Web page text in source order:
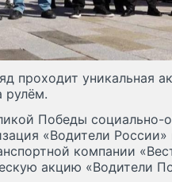
проходит уникальная
рулём.
Победы социально-
«Водители
компании
акцию «Водители